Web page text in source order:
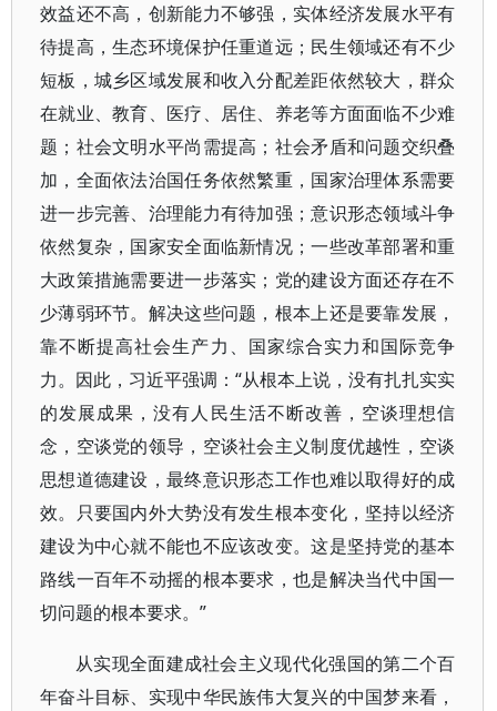
效益还不高，创新能力不够强，实体经济发展水平有
待提高，生态环境保护任重道远；民生领域还有不少
短板，城乡区域发展和收入分配差距依然较大，群众
在就业、教育、医疗、居住、养老等方面面临不少难
题；社会文明水平尚需提高；社会矛盾和问题交织叠
加，全面依法治国任务依然繁重，国家治理体系需要
进一步完善、治理能力有待加强；意识形态领域斗争
依然复杂，国家安全面临新情况；一些改革部署和重
大政策措施需要进一步落实；党的建设方面还存在不
少薄弱环节。解决这些问题，根本上还是要靠发展，
靠不断提高社会生产力、国家综合实力和国际竞争
力。因此，习近平强调：“从根本上说，没有扎扎实实
的发展成果，没有人民生活不断改善，空谈理想信
念，空谈党的领导，空谈社会主义制度优越性，空谈
思想道德建设，最终意识形态工作也难以取得好的成
效。只要国内外大势没有发生根本变化，坚持以经济
建设为中心就不能也不应该改变。这是坚持党的基本
路线一百年不动摇的根本要求，也是解决当代中国一
切问题的根本要求。”
从实现全面建成社会主义现代化强国的第二个百
年奋斗目标、实现中华民族伟大复兴的中国梦来看，